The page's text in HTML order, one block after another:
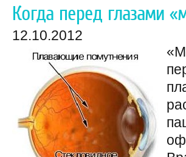
Когда перед глазами
12.10.2012